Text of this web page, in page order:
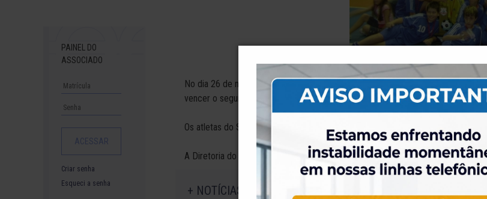
No dia 26 de novembro, a equipe de futsal da ELASE, categoria sub 11,
vencer o segundo turno, com jogos contra a AABB, no qual o primeiro deu 4×3
Os atletas do Sub 11 já tinham sido campeões no primeiro turno do
A Diretoria do Clube parabeniza a excelente campanha de seus atletas, que
+ NOTÍCIAS
PAINEL DO
ASSOCIADO
Criar senha
Esqueci a senha